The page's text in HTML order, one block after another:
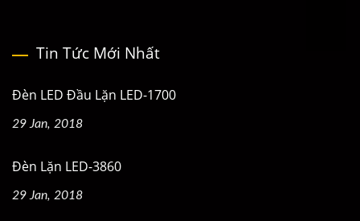
Tin Tức Mới Nhất
Đèn LED Đầu Lặn LED-1700
29 Jan, 2018
Đèn Lặn LED-3860
29 Jan, 2018